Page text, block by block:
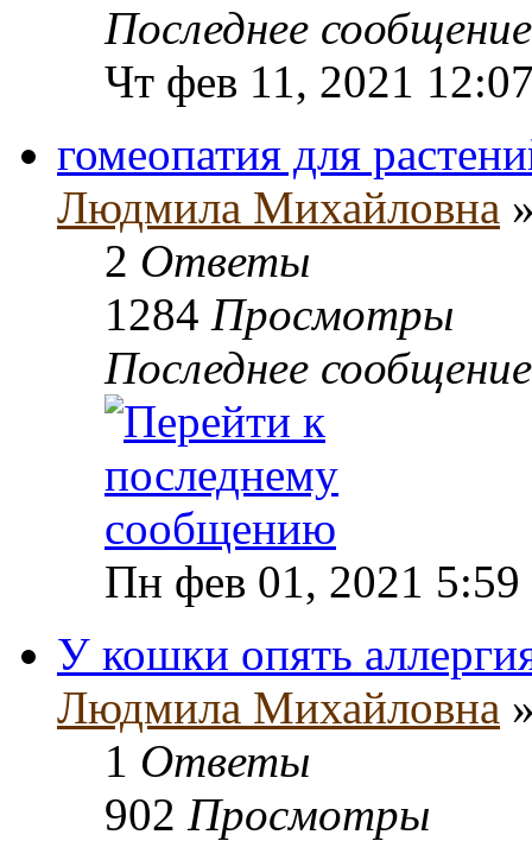
Последнее
Чт фев 11, 2021
гомеопатия для
Людмила Михайловна
2 Ответы
1284 Просмотры
Последнее
Пн фев 01, 2021 5:59
У кошки опять
Людмила Михайловна
1 Ответы
902 Просмотры